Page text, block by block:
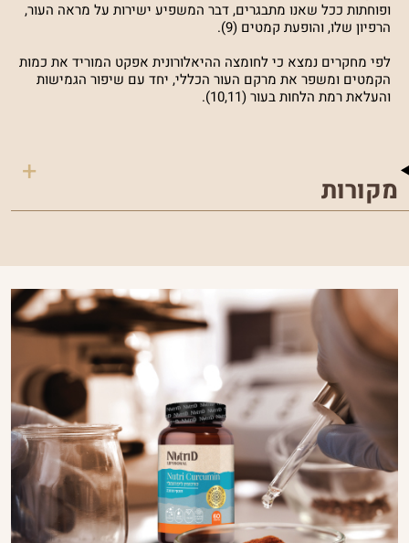
ופוחתות ככל שאנו מתבגרים, דבר המשפיע ישירות על מראה העור,
הרפיון שלו, והופעת קמטים (9).
לפי מחקרים נמצא כי לחומצה ההיאלורונית אפקט המוריד את כמות
הקמטים ומשפר את מרקם העור הכללי, יחד עם שיפור הגמישות
והעלאת רמת הלחות בעור (10,11).
מקורות